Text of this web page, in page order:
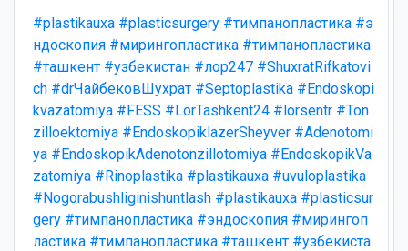
#plastikauxa #plasticsurgery #тимпанопластика #э
ндоскопия #мирингопластика #тимпанопластика
#ташкент #узбекистан #лор247 #ShuxratRifkatovi
ch #drЧайбековШухрат #Septoplastika #Endoskopi
kvazatomiya #FESS #LorTashkent24 #lorsentr #Ton
zilloektomiya #EndoskopiklazerSheyver #Adenotomi
ya #EndoskopikAdenotonzillotomiya #EndoskopikVa
zatomiya #Rinoplastika #plastikauxa #uvuloplastika
#Nogorabushliginishuntlash #plastikauxa #plasticsur
gery #тимпанопластика #эндоскопия #мирингоп
ластика #тимпанопластика #ташкент #узбекиста